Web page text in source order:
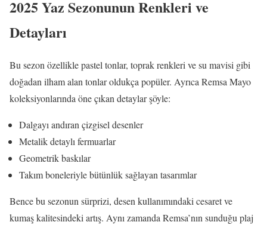
2025 Yaz Sezonunun Renkleri ve
Detayları
Bu sezon özellikle pastel tonlar, toprak renkleri ve su mavisi gibi
doğadan ilham alan tonlar oldukça popüler. Ayrıca Remsa Mayo
koleksiyonlarında öne çıkan detaylar şöyle:
Dalgayı andıran çizgisel desenler
Metalik detaylı fermuarlar
Geometrik baskılar
Takım boneleriyle bütünlük sağlayan tasarımlar
Bence bu sezonun sürprizi, desen kullanımındaki cesaret ve
kumaş kalitesindeki artış. Aynı zamanda Remsa’nın sunduğu plaj